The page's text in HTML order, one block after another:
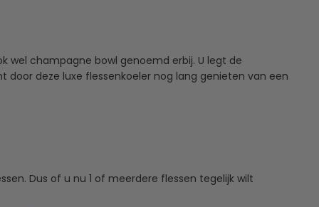
wel champagne bowl genoemd erbij. U legt de
deze luxe flessenkoeler nog lang genieten van een
Dus of u nu 1 of meerdere flessen tegelijk wilt